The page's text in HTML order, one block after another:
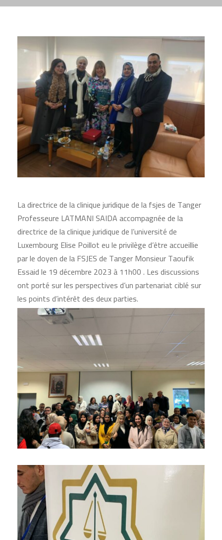
La directrice de la clinique juridique de la fsjes de Tanger
Professeure LATMANI SAIDA accompagnée de la
directrice de la clinique juridique de l’université de
Luxembourg Elise Poillot eu le privilège d’être accueillie
par le doyen de la FSJES de Tanger Monsieur Taoufik
Essaid le 19 décembre 2023 à 11h00 . Les discussions
ont porté sur les perspectives d’un partenariat ciblé sur
les points d’intérêt des deux parties.